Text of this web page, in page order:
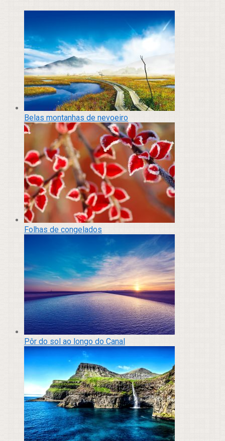
Belas montanhas de nevoeiro
Folhas de congelados
Pôr do sol ao longo do Canal